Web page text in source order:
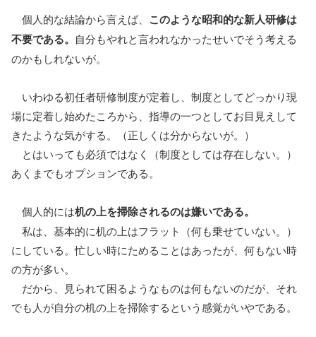
個人的な結論から言えば、 このような昭和的な新人研修は
不要である。 自分もやれと言われなかったせいでそう考える
のかもしれないが。
いわゆる初任者研修制度が定着し、制度としてどっかり現
場に定着し始めたころから、指導の一つとしてお目見えして
きたような気がする。（正しくは分からないが。）
とはいっても必須ではなく（制度としては存在しない。）
あくまでもオプションである。
個人的には机の上を掃除されるのは嫌いである。
私は、基本的に机の上はフラット（何も乗せていない。）
にしている。忙しい時にためることはあったが、何もない時
の方が多い。
だから、見られて困るようなものは何もないのだが、それ
でも人が自分の机の上を掃除するという感覚がいやである。